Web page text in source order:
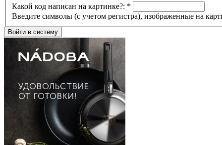
Какой код написан на картинке?: *
Введите символы (с учетом регистра), изображенные на